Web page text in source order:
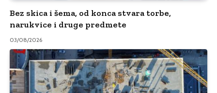
Bez skica i šema, od konca stvara torbe,
narukvice i druge predmete
03/08/2026